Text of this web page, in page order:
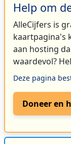
Help om
AlleCijfers is
kaartpagina's
aan hosting
waardevol?
Deze pagina
Doneer en